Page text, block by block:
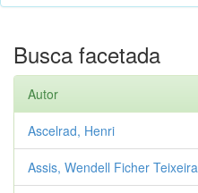
Busca facetada
Autor
Ascelrad, Henri
Assis, Wendell Ficher Teixeira